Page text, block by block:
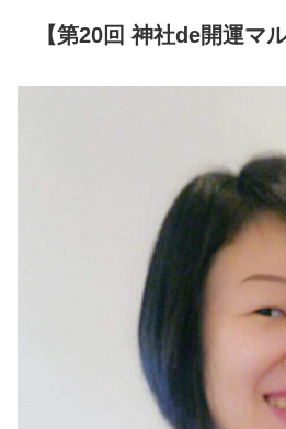
【第20回 神社de開運マ